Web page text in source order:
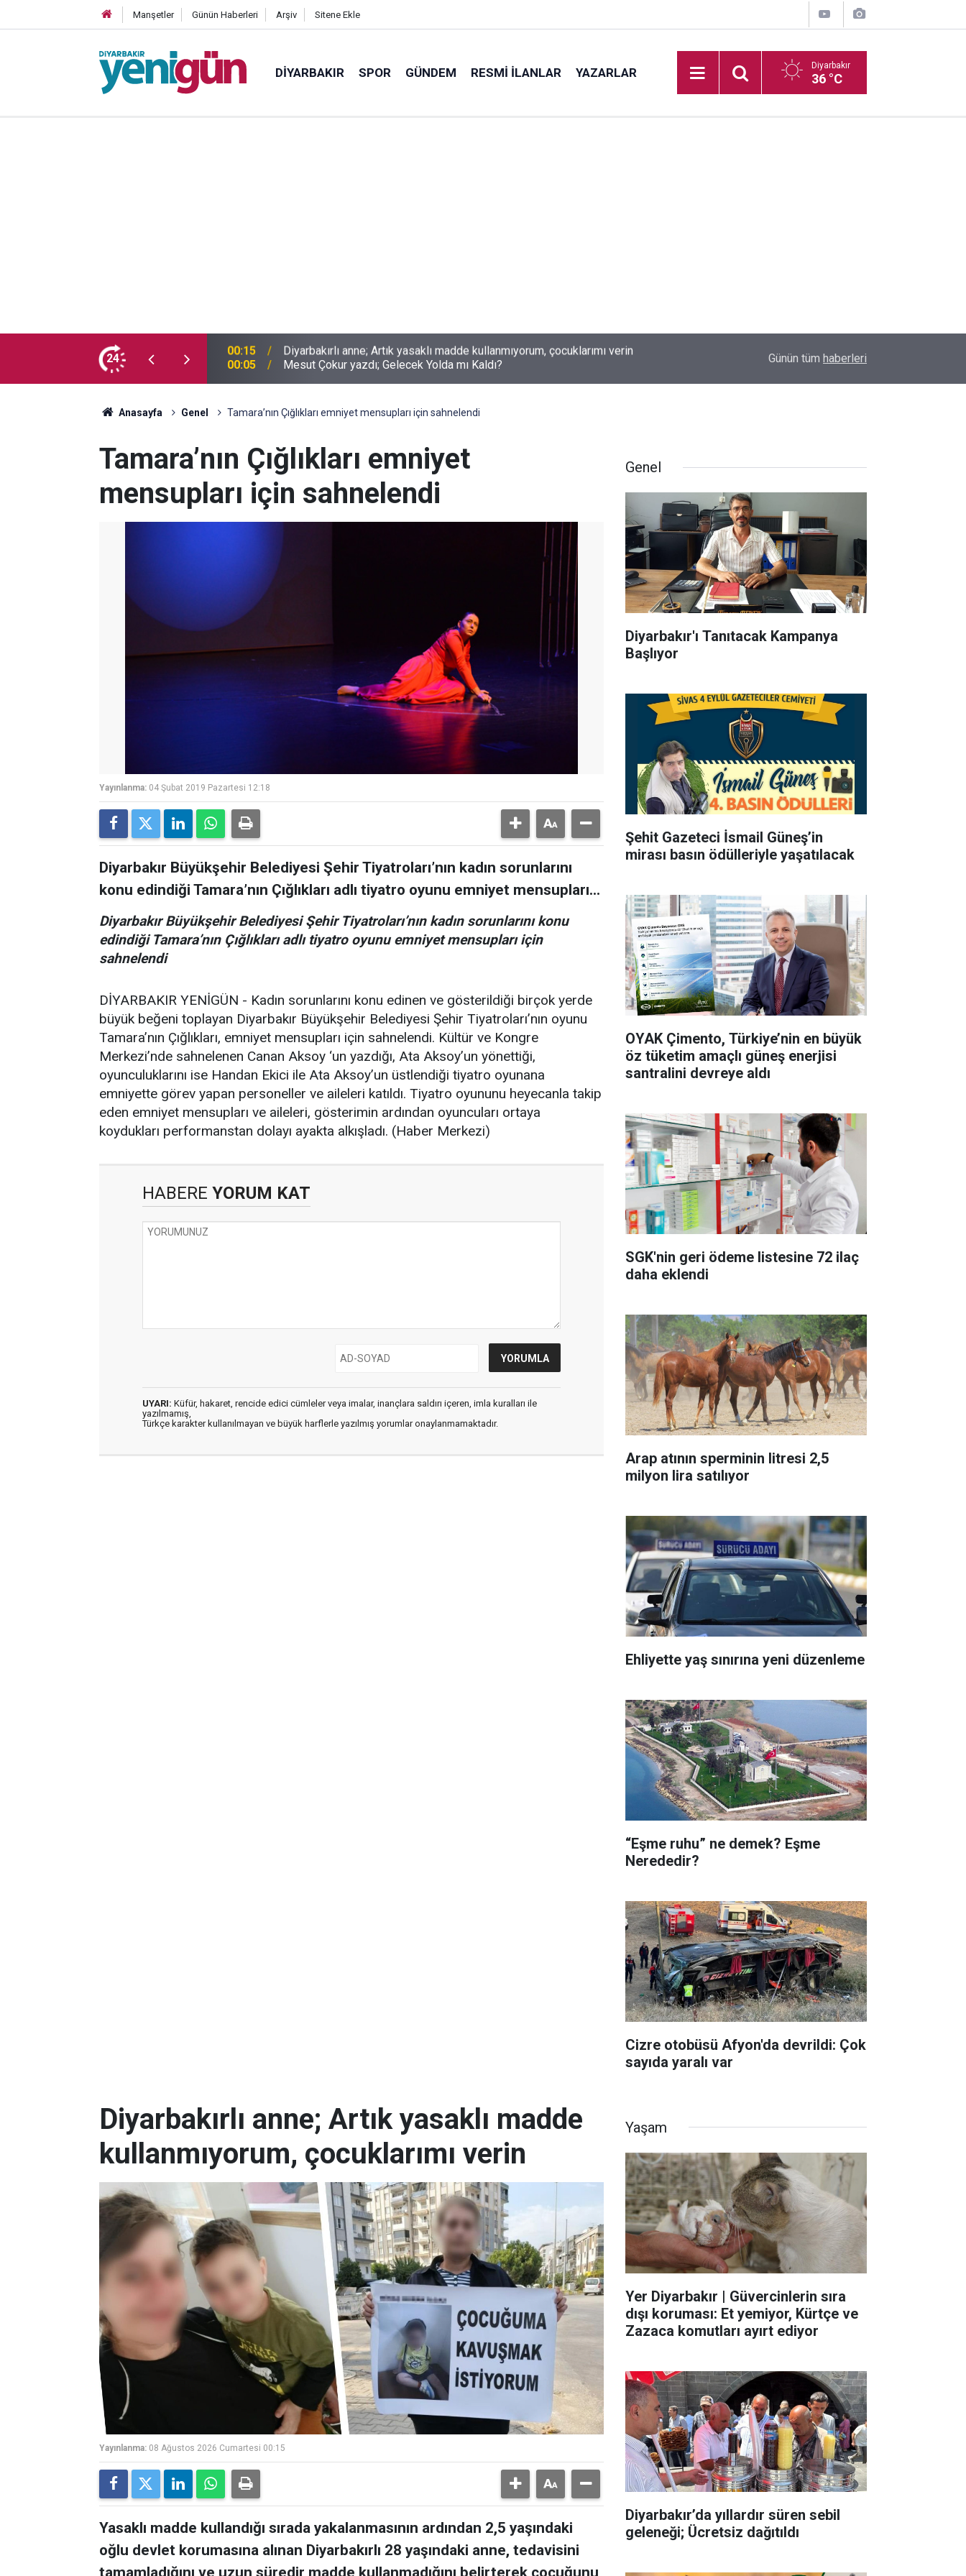
Manşetler Günün Haberleri Arşiv Sitene Ekle
DIYARBAKIR SPOR GÜNDEM RESMI İLANLAR YAZARLAR Diyarbakır
36 °C
24
kullanmıyorum, çocuklarımı verin 00:05 Mesut Çokur yazdı; Gelecek Yolda mı Kaldı? Barış Ünal yazdı; Silahlar susarsa gelecek
Günün tüm haberleri
Anasayfa Genel Tamara’nın Çığlıkları emniyet mensupları için sahnelendi
Tamara’nın Çığlıkları emniyet
mensupları için sahnelendi
Yayınlanma: 04 Şubat 2019 Pazartesi 12:18
Diyarbakır Büyükşehir Belediyesi Şehir Tiyatroları’nın kadın sorunlarını
konu edindiği Tamara’nın Çığlıkları adlı tiyatro oyunu emniyet mensupları...
Diyarbakır Büyükşehir Belediyesi Şehir Tiyatroları’nın kadın sorunlarını konu
edindiği Tamara’nın Çığlıkları adlı tiyatro oyunu emniyet mensupları için
sahnelendi
DİYARBAKIR YENİGÜN - Kadın sorunlarını konu edinen ve gösterildiği birçok yerde
büyük beğeni toplayan Diyarbakır Büyükşehir Belediyesi Şehir Tiyatroları’nın oyunu
Tamara’nın Çığlıkları, emniyet mensupları için sahnelendi. Kültür ve Kongre
Merkezi’nde sahnelenen Canan Aksoy ‘un yazdığı, Ata Aksoy’un yönettiği,
oyunculuklarını ise Handan Ekici ile Ata Aksoy’un üstlendiği tiyatro oyunana
emniyette görev yapan personeller ve aileleri katıldı. Tiyatro oyununu heyecanla takip
eden emniyet mensupları ve aileleri, gösterimin ardından oyuncuları ortaya
koydukları performanstan dolayı ayakta alkışladı. (Haber Merkezi)
HABERE YORUM KAT
UYARI: Küfür, hakaret, rencide edici cümleler veya imalar, inançlara saldırı içeren, imla kuralları ile
yazılmamış,
Türkçe karakter kullanılmayan ve büyük harflerle yazılmış yorumlar onaylanmamaktadır.
Genel
Diyarbakır'ı Tanıtacak Kampanya
Başlıyor
Şehit Gazeteci İsmail Güneş’in
mirası basın ödülleriyle yaşatılacak
OYAK Çimento, Türkiye’nin en büyük
öz tüketim amaçlı güneş enerjisi
santralini devreye aldı
SGK'nin geri ödeme listesine 72 ilaç
daha eklendi
Arap atının sperminin litresi 2,5
milyon lira satılıyor
Ehliyette yaş sınırına yeni düzenleme
“Eşme ruhu” ne demek? Eşme
Nerededir?
Cizre otobüsü Afyon'da devrildi: Çok
sayıda yaralı var
Diyarbakırlı anne; Artık yasaklı madde
kullanmıyorum, çocuklarımı verin
Yayınlanma: 08 Ağustos 2026 Cumartesi 00:15
Yasaklı madde kullandığı sırada yakalanmasının ardından 2,5 yaşındaki
oğlu devlet korumasına alınan Diyarbakırlı 28 yaşındaki anne, tedavisini
tamamladığını ve uzun süredir madde kullanmadığını belirterek çocuğunu
Yaşam
Yer Diyarbakır | Güvercinlerin sıra
dışı koruması: Et yemiyor, Kürtçe ve
Zazaca komutları ayırt ediyor
Diyarbakır’da yıllardır süren sebil
geleneği; Ücretsiz dağıtıldı